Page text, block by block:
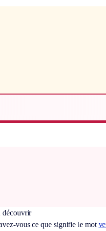
découvrir
vous ce que signifie le mot